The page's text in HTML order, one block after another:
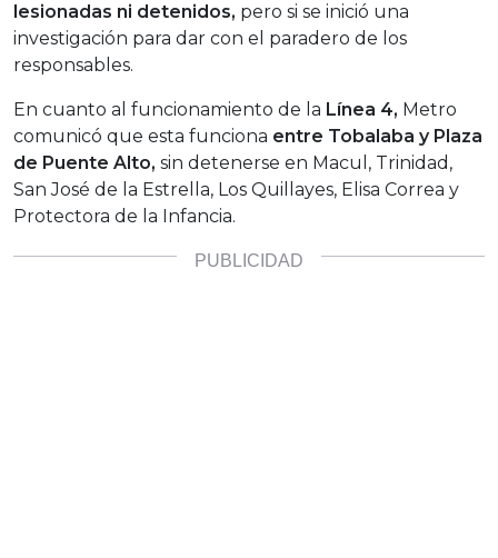
lesionadas ni detenidos, pero si se inició una
investigación para dar con el paradero de los
responsables.
En cuanto al funcionamiento de la Línea 4, Metro
comunicó que esta funciona entre Tobalaba y Plaza
de Puente Alto, sin detenerse en Macul, Trinidad,
San José de la Estrella, Los Quillayes, Elisa Correa y
Protectora de la Infancia.